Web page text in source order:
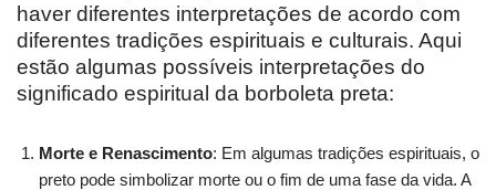
haver diferentes interpretações de acordo com
diferentes tradições espirituais e culturais. Aqui
estão algumas possíveis interpretações do
significado espiritual da borboleta preta:
Morte e Renascimento: Em algumas tradições espirituais, o
preto pode simbolizar morte ou o fim de uma fase da vida. A